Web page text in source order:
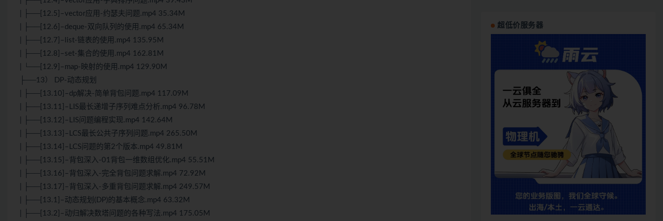
| ├──[12.5]–vector应用-约瑟夫问题.mp4 35.34M
| ├──[12.6]–deque-双向队列的使用.mp4 65.34M
| ├──[12.7]–list-链表的使用.mp4 135.95M
| ├──[12.8]–set-集合的使用.mp4 162.81M
| └──[12.9]–map-映射的使用.mp4 129.90M
├──13） DP-动态规划
| ├──[13.10]–dp解决-简单背包问题.mp4 117.09M
| ├──[13.11]–LIS最长递增子序列难点分析.mp4 96.78M
| ├──[13.12]–LIS问题编程实现.mp4 142.64M
| ├──[13.13]–LCS最长公共子序列问题.mp4 265.50M
| ├──[13.14]–LCS问题的第2个版本.mp4 49.81M
| ├──[13.15]–背包深入-01背包一维数组优化.mp4 55.51M
| ├──[13.16]–背包深入-完全背包问题求解.mp4 72.92M
| ├──[13.17]–背包深入-多重背包问题求解.mp4 249.57M
| ├──[13.1]–动态规划(DP)的基本概念.mp4 63.32M
| ├──[13.2]–动归解决数塔问题的各种写法.mp4 175.05M
超低价服务器